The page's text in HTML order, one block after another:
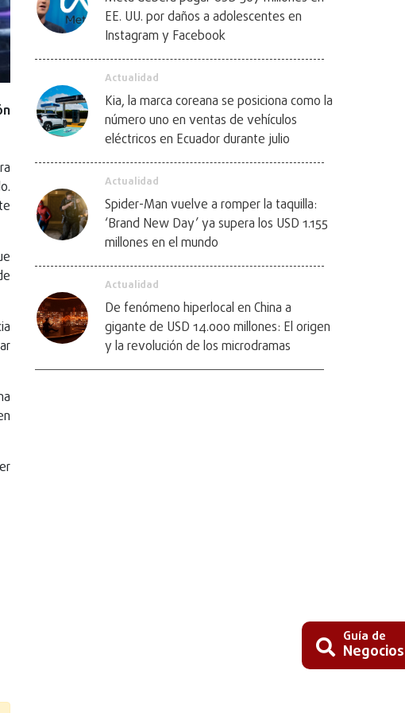
EE. UU. por daños a adolescentes en
Instagram y Facebook
Actualidad
Kia, la marca coreana se posiciona como la
número uno en ventas de vehículos
eléctricos en Ecuador durante julio
Actualidad
Spider-Man vuelve a romper la taquilla:
‘Brand New Day’ ya supera los USD 1.155
millones en el mundo
Actualidad
De fenómeno hiperlocal en China a
gigante de USD 14.000 millones: El origen
y la revolución de los microdramas
Guía de